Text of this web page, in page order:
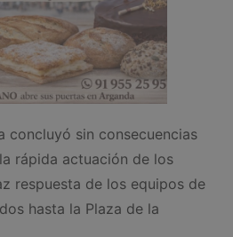
concluyó sin consecuencias
rápida actuación de los
respuesta de los equipos de
hasta la Plaza de la